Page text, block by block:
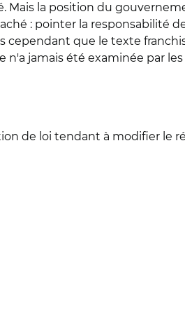
Mais la position du
: pointer la responsabilité
cependant que le texte
n'a jamais été examinée par
de loi tendant à modifier le